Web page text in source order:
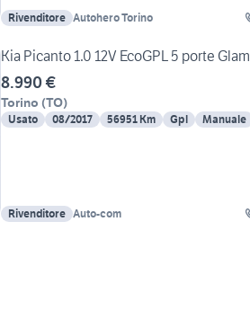
Rivenditore Autohero Torino
Kia Picanto 1.0 12V EcoGPL 5 porte Glam
8.990 €
Torino (TO)
Usato 08/2017 56951 Km Gpl Manuale
Rivenditore Auto-com